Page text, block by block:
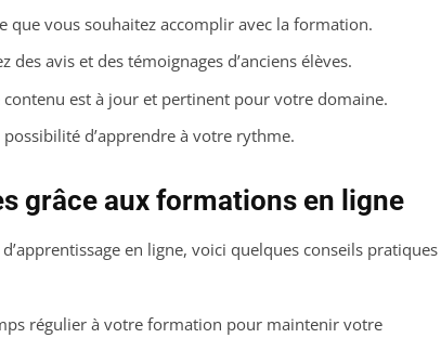
que vous souhaitez accomplir avec la formation.
des avis et des témoignages d’anciens élèves.
contenu est à jour et pertinent pour votre domaine.
d’apprendre à votre rythme.
grâce aux formations en ligne
en ligne, voici quelques conseils pratiques
régulier à votre formation pour maintenir votre